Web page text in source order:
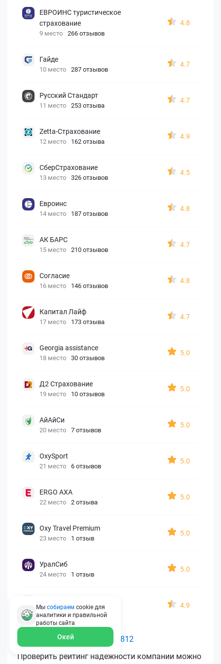
ЕВРОИНС туристическое
страхование
9 место 266 отзывов
4.8
Гайде
10 место 287 отзывов
4.7
Русский Стандарт
11 место 253 отзыва
4.7
Zetta-Страхование
12 место 162 отзыва
4.9
СберСтрахование
13 место 326 отзывов
4.5
Евроинс
14 место 187 отзывов
4.8
АК БАРС
15 место 210 отзывов
4.7
Согласие
16 место 146 отзывов
4.8
Капитал Лайф
17 место 173 отзыва
4.7
Georgia assistance
18 место 30 отзывов
5.0
Д2 Страхование
19 место 10 отзывов
5.0
АйАйСи
20 место 7 отзывов
5.0
OxySport
21 место 6 отзывов
5.0
ERGO AXA
22 место 2 отзыва
5.0
Oxy Travel Premium
23 место 1 отзыв
5.0
УралСиб
24 место 1 отзыв
5.0
25 место 15 отзывов
4.9
Как считается рейтинг Polis812
Проверить рейтинг надежности компании можно
Мы собираем cookie для
аналитики и правильной
работы сайта
Окей